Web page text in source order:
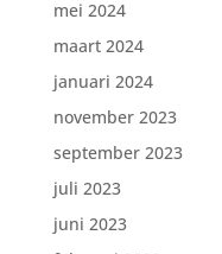
mei 2024
maart 2024
januari 2024
november 2023
september 2023
juli 2023
juni 2023